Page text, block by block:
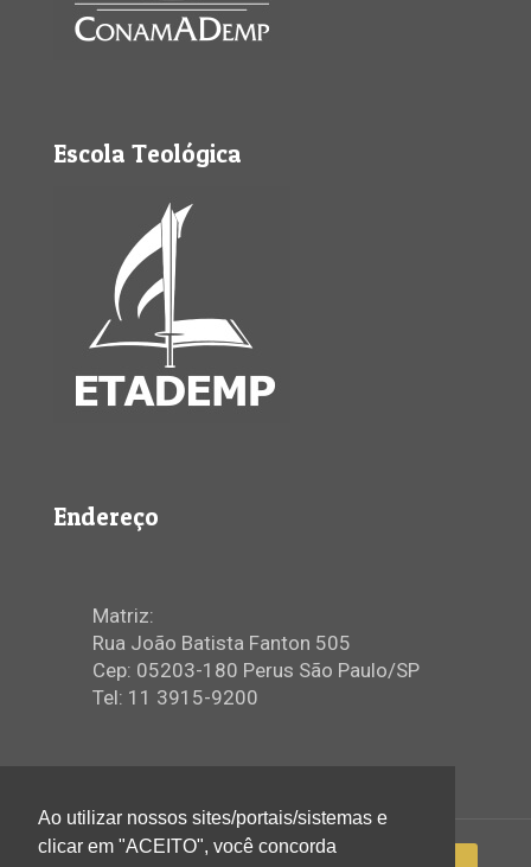
Escola Teológica
Endereço
Matriz:
Rua João Batista Fanton 505
Cep: 05203-180 Perus São Paulo/SP
Tel: 11 3915-9200
Ao utilizar nossos sites/portais/sistemas e
clicar em "ACEITO", você concorda